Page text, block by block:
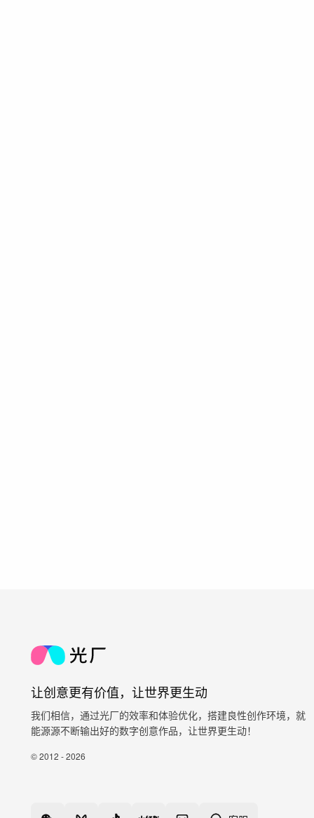
让创意更有价值，让世界更生动
我们相信，通过光厂的效率和体验优化，搭建良性创作环境，就
能源源不断输出好的数字创意作品，让世界更生动！
© 2012 - 2026